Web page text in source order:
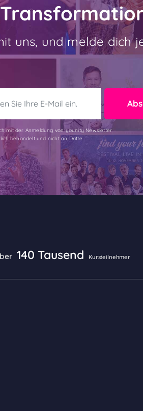
uns, und melde dich
mit der Anmeldung von younity Newsletter
behandelt und nicht an Dritte
140 Tausend Kursteilnehmer